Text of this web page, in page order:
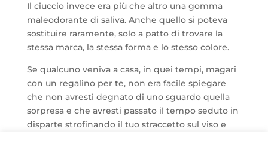
Il ciuccio invece era più che altro una gomma
maleodorante di saliva. Anche quello si poteva
sostituire raramente, solo a patto di trovare la
stessa marca, la stessa forma e lo stesso colore.
Se qualcuno veniva a casa, in quei tempi, magari
con un regalino per te, non era facile spiegare
che non avresti degnato di uno sguardo quella
sorpresa e che avresti passato il tempo seduto in
disparte strofinando il tuo straccetto sul viso e